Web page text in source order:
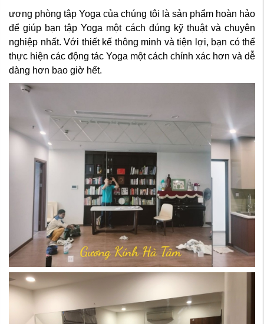
ương phòng tập Yoga của chúng tôi là sản phẩm hoàn hảo
để giúp bạn tập Yoga một cách đúng kỹ thuật và chuyên
nghiệp nhất. Với thiết kế thông minh và tiện lợi, bạn có thể
thực hiện các động tác Yoga một cách chính xác hơn và dễ
dàng hơn bao giờ hết.